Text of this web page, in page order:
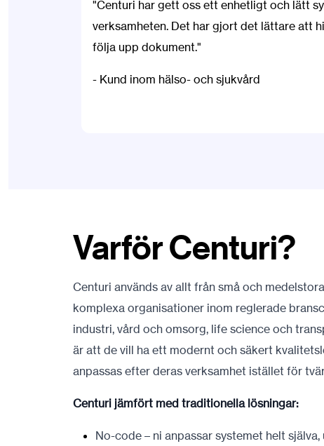
"Centuri har gett oss ett enhetligt och lätt
verksamheten. Det har gjort det lättare att
följa upp dokument."
- Kund inom hälso- och sjukvård
Varför Centuri?
Centuri används av allt från små och
komplexa organisationer inom reglerade
industri, vård och omsorg, life science och
är att de vill ha ett modernt och säkert
anpassas efter deras verksamhet istället för
Centuri jämfört med traditionella lösningar:
No-code – ni anpassar systemet helt